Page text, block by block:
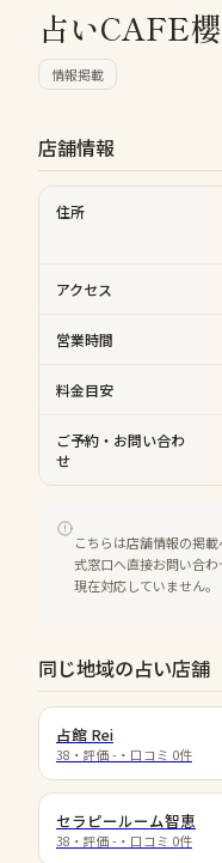
占いCAFE
情報掲載
店舗情報
住所
アクセス
営業時間
料金目安
ご予約・お問い合わ
せ
こちらは店舗情報の掲
式窓口へ直接お問い合
現在対応していません。
同じ地域の占い店舗
占館 Rei
38 ・評価 - ・口コミ 0件
セラピールーム智恵
38 ・評価 - ・口コミ 0件